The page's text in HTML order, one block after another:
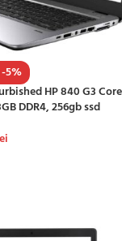
5%
HP 840 G3 Core
DDR4, 256gb ssd